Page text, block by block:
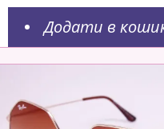
Додати в